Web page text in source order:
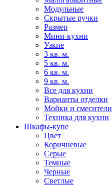
Модульные
Скрытые ручки
Размер
Мини-кухни
Узкие
3 кв. м.
5 кв. м.
6 кв. м.
9 кв. м.
Все для кухни
Варианты отделки
Мойки и смесители
Техника для кухни
Шкафы-купе
Цвет
Коричневые
Серые
Темные
Черные
Светлые